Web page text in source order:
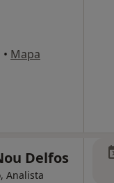
• Mapa
Delfos
Analista